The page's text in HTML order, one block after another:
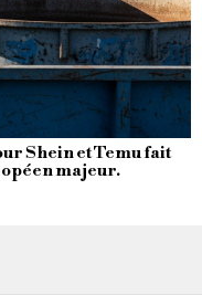
Shein et Temu fait
majeur.